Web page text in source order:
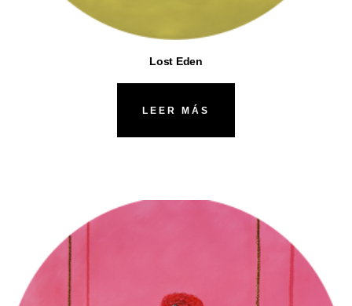
Lost Eden
LEER MÁS